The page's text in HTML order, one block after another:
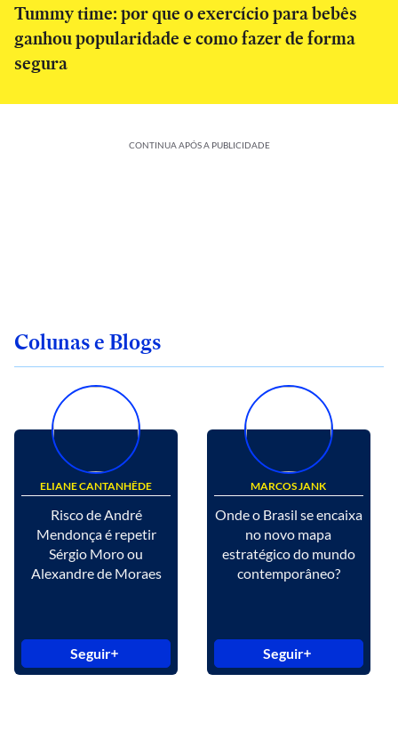
Tummy time: por que o exercício para bebês
ganhou popularidade e como fazer de forma
segura
CONTINUA APÓS A PUBLICIDADE
Colunas e Blogs
ELIANE CANTANHÊDE
Risco de André
Mendonça é repetir
Sérgio Moro ou
Alexandre de Moraes
Seguir
MARCOS JANK
Onde o Brasil se encaixa
no novo mapa
estratégico do mundo
contemporâneo?
Seguir